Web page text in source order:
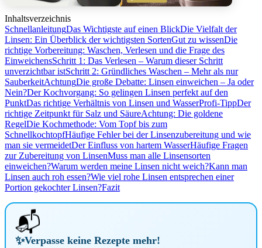
Inhaltsverzeichnis
SchnellanleitungDas Wichtigste auf einen BlickDie Vielfalt der
Linsen: Ein Überblick der wichtigsten SortenGut zu wissenDie
richtige Vorbereitung: Waschen, Verlesen und die Frage des
EinweichensSchritt 1: Das Verlesen – Warum dieser Schritt
unverzichtbar istSchritt 2: Gründliches Waschen – Mehr als nur
SauberkeitAchtungDie große Debatte: Linsen einweichen – Ja oder
Nein?Der Kochvorgang: So gelingen Linsen perfekt auf den
PunktDas richtige Verhältnis von Linsen und WasserProfi-TippDer
richtige Zeitpunkt für Salz und SäureAchtung: Die goldene
RegelDie Kochmethode: Vom Topf bis zum
SchnellkochtopfHäufige Fehler bei der Linsenzubereitung und wie
man sie vermeidetDer Einfluss von hartem WasserHäufige Fragen
zur Zubereitung von LinsenMuss man alle Linsensorten
einweichen?Warum werden meine Linsen nicht weich?Kann man
Linsen auch roh essen?Wie viel rohe Linsen entsprechen einer
Portion gekochter Linsen?Fazit
📬
✨Verpasse keine Rezepte mehr!